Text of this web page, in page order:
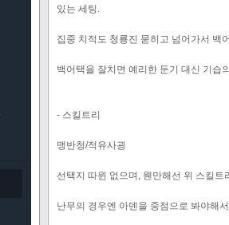
적룡포
있는 세팅.
집중 치적도 청룡진 묻히고 넘어가서 백
백어택을 잘치면 예리한 둔기 대신 기습
- 스킬트리
맹반청/적유사굉
선택지 따윈 없으며, 웬만해선 위 스킬트
난무의 경우엔 아덴을 중점으로 봐야해